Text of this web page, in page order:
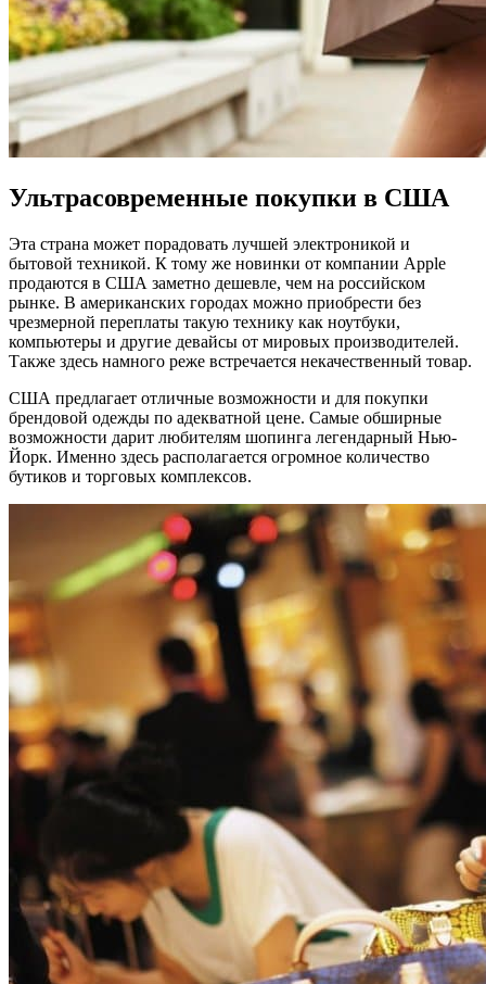
Ультрасовременные покупки в США
Эта страна может порадовать лучшей электроникой и
бытовой техникой. К тому же новинки от компании Apple
продаются в США заметно дешевле, чем на российском
рынке. В американских городах можно приобрести без
чрезмерной переплаты такую технику как ноутбуки,
компьютеры и другие девайсы от мировых производителей.
Также здесь намного реже встречается некачественный товар.
США предлагает отличные возможности и для покупки
брендовой одежды по адекватной цене. Самые обширные
возможности дарит любителям шопинга легендарный Нью-
Йорк. Именно здесь располагается огромное количество
бутиков и торговых комплексов.